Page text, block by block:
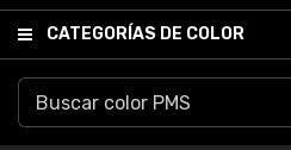
CATEGORÍAS DE COLOR